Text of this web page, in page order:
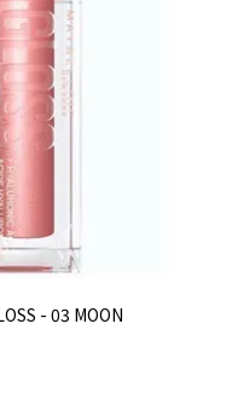
- 03 MOON